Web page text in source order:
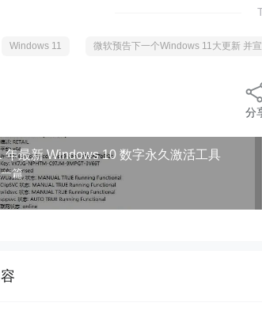
Windows 11 微软预告下一个Windows 11大更新 并
分
年最新 Windows 10 数字永久激活工具
篇